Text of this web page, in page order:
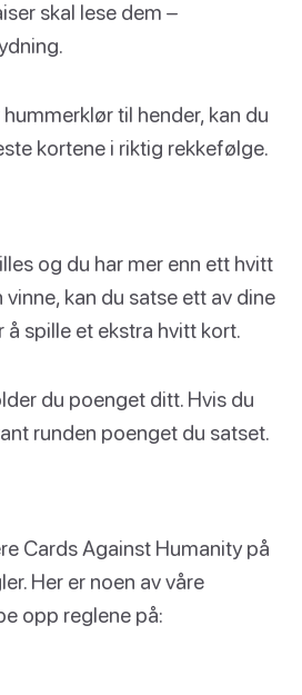
skal lese dem –
til hender, kan du
kortene i riktig rekkefølge.
og du har mer enn ett hvitt
kan du satse ett av dine
spille et ekstra hvitt kort.
du poenget ditt. Hvis du
runden poenget du satset.
Cards Against Humanity på
Her er noen av våre
opp reglene på: